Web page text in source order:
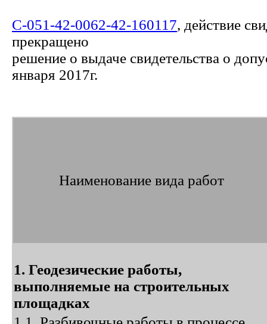
С-051-42-0062-42-160117, действие
прекращено
решение о выдаче свидетельства о
января 2017г.
Наименование вида работ
1. Геодезические работы,
выполняемые на строительных
площадках